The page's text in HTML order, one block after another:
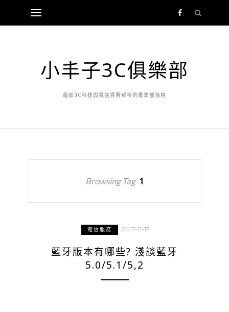
小丰子3C俱樂部
最新3C科技與電信資費解析的專業部落格
Browsing Tag 1
電信服務 2017-11-13
藍牙版本有哪些? 淺談藍牙
5.0/5.1/5,2